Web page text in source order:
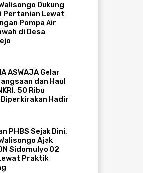
Walisongo Dukung
Pertanian Lewat
Pompa Air
di Desa
ASWAJA Gelar
dan Haul
50 Ribu
Hadir
PHBS Sejak Dini,
Walisongo Ajak
Sidomulyo 02
Praktik